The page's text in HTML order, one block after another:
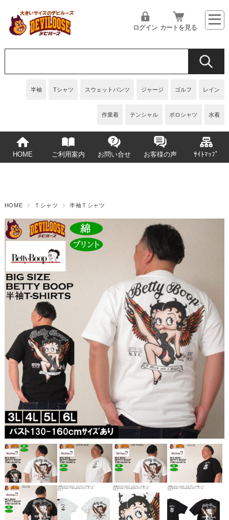
半袖 Tシャツ スウェットパンツ ジャージ ゴルフ レイン
作業着 テンシャル ポロシャツ 水着
ログイン カートを見る
HOME ご利用案内 お問い合せ お客様の声 ｻｲﾄﾏｯﾌﾟ
HOME Ｔシャツ 半袖Ｔシャツ